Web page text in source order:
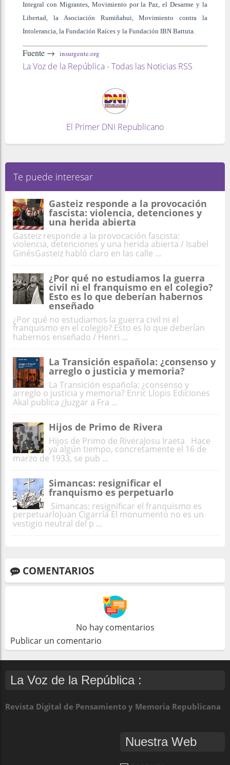
Integral con Migrantes, Movimiento por la Paz, el Desarme y la
Libertad, la Asociación Rumiñahui, Movimiento contra la
Intolerancia, la Fundación Raíces y la Fundación IBN Battuta.
Fuente → insurgente.org
La Voz de la República - Todas las Noticias RSS
El Primer DNI Republicano
Te puede interesar
Gasteiz responde a la provocación
fascista: violencia, detenciones y
una herida abierta
Gasteiz responde a la provocación fascista:
violencia, detenciones y una herida abierta / Isabel
GinésGasteiz habló claro en las calle ...
¿Por qué no estudiamos la guerra
civil ni el franquismo en el colegio?
Esto es lo que deberían habernos
enseñado
¿Por qué no estudiamos la guerra civil ni el
franquismo en el colegio? Esto es lo que deberían
habernos enseñado / Henri ...
La Transición española: ¿consenso y
arreglo o justicia y memoria?
La Transición española: ¿consenso y
arreglo o justicia y memoria? Enric Llopis Ediciones
Akal publica ¿Juzgar a Fra ...
Hijos de Primo de Rivera
Hijos de Primo de RiveraJosu Iraeta Hace
ya algún tiempo, concretamente el 16 de
marzo de 1933, se pub ...
Simancas: resignificar el
franquismo es perpetuarlo
Simancas: resignificar el franquismo es
perpetuarloJuan Cigarría El monumento no es un
vestigio neutral del p ...
COMENTARIOS
No hay comentarios
Publicar un comentario
La Voz de la República :
Revista Digital de Pensamiento y Memoria Republicana
Nuestra Web